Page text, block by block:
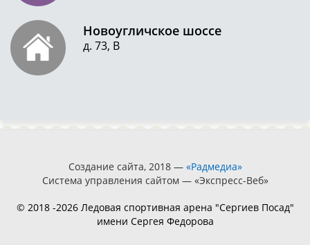
Новоугличское шоссе
д. 73, В
Создание сайта, 2018 — «Радмедиа»
Система управления сайтом — «Экспресс-Веб»
© 2018 -2026 Ледовая спортивная арена "Сергиев Посад"
имени Сергея Федорова